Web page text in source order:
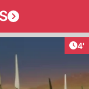
4'